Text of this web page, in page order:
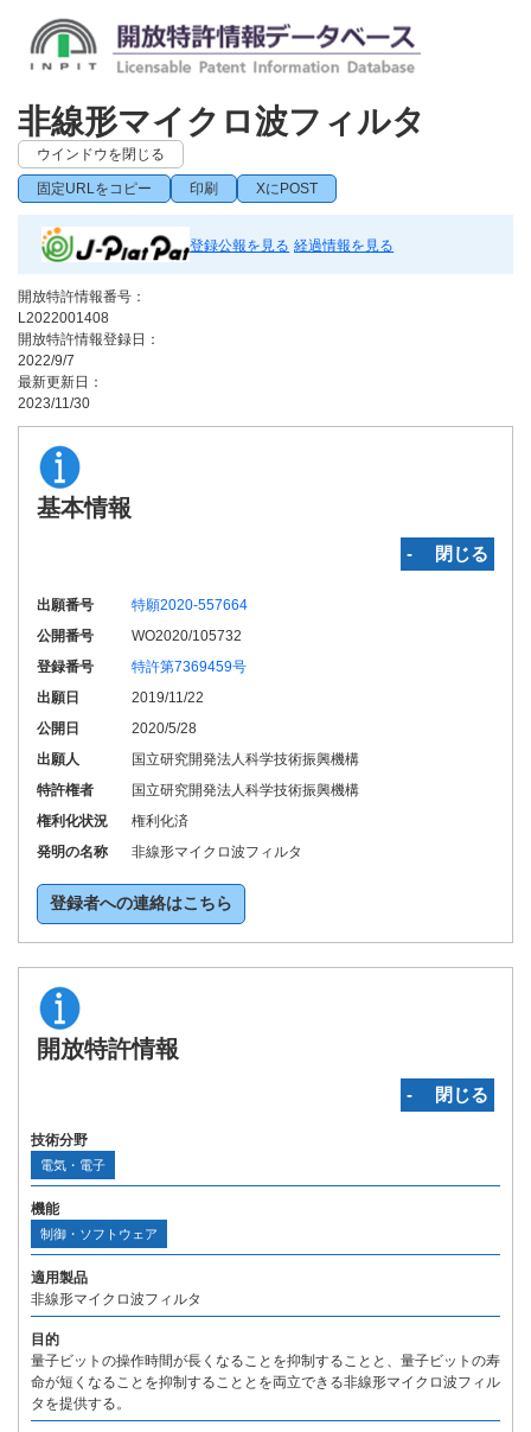
非線形マイクロ波フィルタ
ウインドウを閉じる
固定URLをコピー 印刷 XにPOST
登録公報を見る 経過情報を見る
開放特許情報番号：
L2022001408
開放特許情報登録日：
2022/9/7
最新更新日：
2023/11/30
基本情報
‐ 閉じる
出願番号
特願2020-557664
公開番号
WO2020/105732
登録番号
特許第7369459号
出願日
2019/11/22
公開日
2020/5/28
出願人
国立研究開発法人科学技術振興機構
特許権者
国立研究開発法人科学技術振興機構
権利化状況
権利化済
発明の名称
非線形マイクロ波フィルタ
登録者への連絡はこちら
開放特許情報
‐ 閉じる
技術分野
電気・電子
機能
制御・ソフトウェア
適用製品
非線形マイクロ波フィルタ
目的
量子ビットの操作時間が長くなることを抑制することと、量子ビットの寿
命が短くなることを抑制することとを両立できる非線形マイクロ波フィル
タを提供する。